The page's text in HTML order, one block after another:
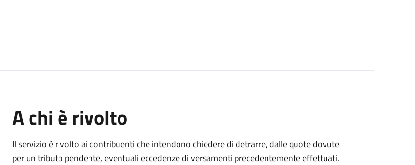
A chi è rivolto
Il servizio è rivolto ai contribuenti che intendono chiedere di detrarre, dalle quote dovute
per un tributo pendente, eventuali eccedenze di versamenti precedentemente effettuati.